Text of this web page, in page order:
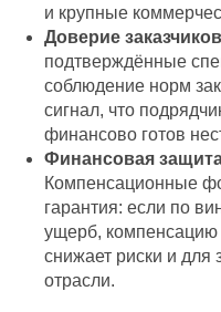
и крупные
Доверие
подтверждённые
соблюдение норм
сигнал, что
финансово готов
Финансовая
Компенсационные
гарантия: если по
ущерб, компенсацию
снижает риски и для
отрасли.